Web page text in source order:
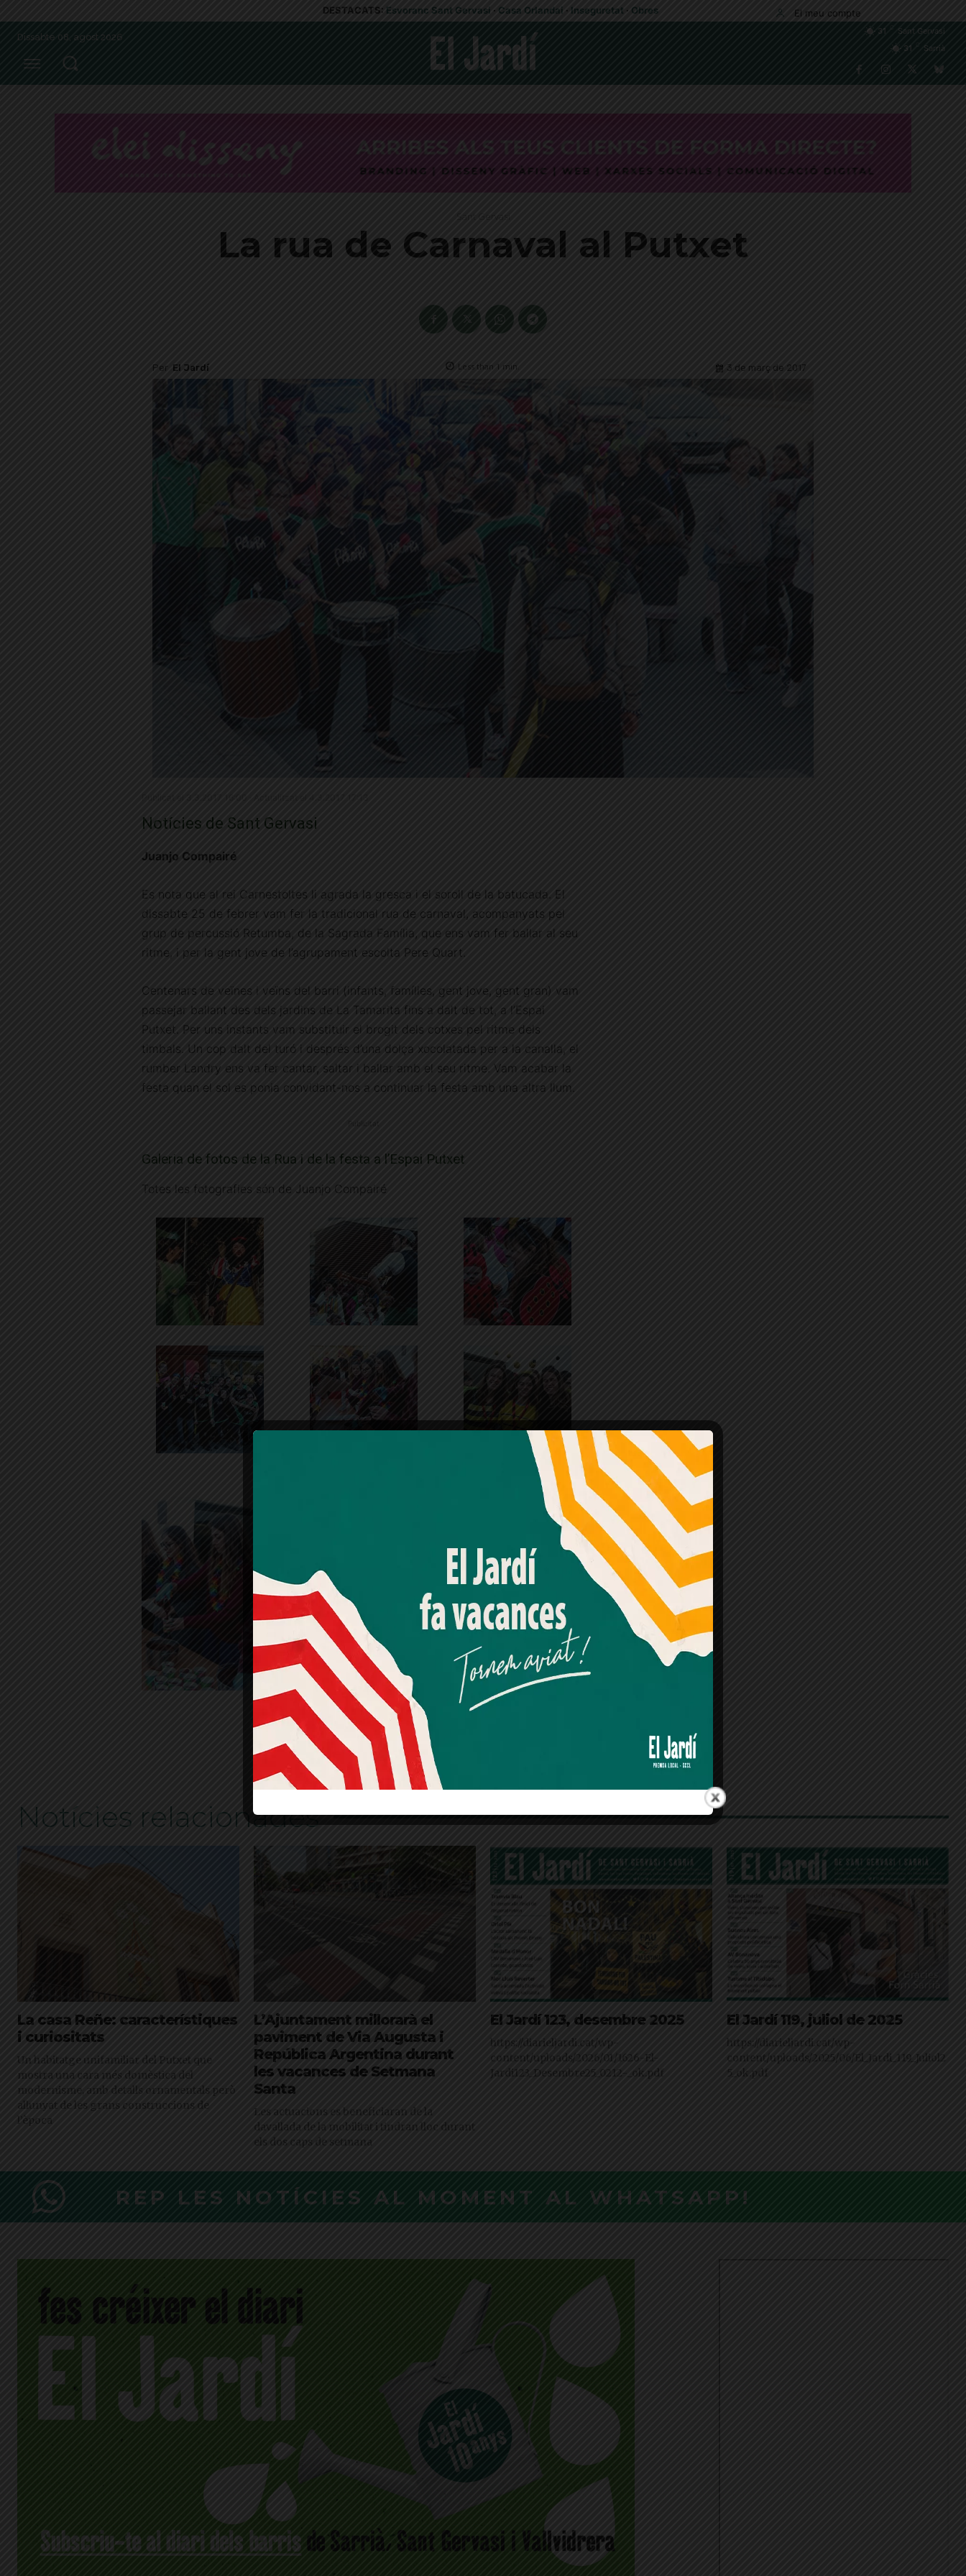
DESTACATS: Esvoranc Sant Gervasi · Casa Orlandai · Inseguretat · Obres El meu compte
Dissabte 08, agost 2026
31
Sant Gervasi
31
Sarrià
La rua de Carnaval al Putxet
Per El Jardí Less than 1 min. 3 de març de 2017
Notícies de Sant Gervasi
Juanjo Compairé
Es nota que al rei Carnestoltes li agrada la gresca i el soroll de la batucada. El
dissabte 25 de febrer vam fer la tradicional rua de carnaval, acompanyats pel
grup de percussió Retumba, de la Sagrada Família, que ens vam fer ballar al seu
ritme, i per la gent jove de l’agrupament escolta Pere Quart.
Centenars de veïnes i veïns del barri (infants, famílies, gent jove, gent gran) vam
passejar ballant des dels jardins de La Tamarita fins a dalt de tot, a l’Espai
Putxet. Per uns instants vam substituir el brogit dels cotxes pel ritme dels
timbals. Un cop dalt del turó i després d’una dolça xocolatada per a la canalla, el
rumber Landry ens va fer cantar, saltar i ballar amb el seu ritme. Vam acabar la
festa quan el sol es ponia convidant-nos a continuar la festa amb una altra llum.
Galeria de fotos de la Rua i de la festa a l’Espai Putxet
Totes les fotografies són de Juanjo Compairé
ETIQUETES el Putxet festa
Notícies relacionades
La casa Reñe: característiques
i curiositats
Un habitatge unifamiliar del Putxet que
mostra una cara més domèstica del
modernisme, amb detalls ornamentals però
allunyat de les grans construccions de
l’època
L’Ajuntament millorarà el
paviment de Via Augusta i
República Argentina durant
les vacances de Setmana
Santa
Les actuacions es beneficiaran de la
davallada de la mobilitat i tindran lloc durant
els dos caps de setmana
El Jardí 123, desembre 2025
https://diarieljardi.cat/wp-
content/uploads/2026/01/1626-El-
Jardi123_Desembre25_0212-_ok.pdf
El Jardí 119, juliol de 2025
https://diarieljardi.cat/wp-
content/uploads/2025/06/El_Jardi_119_Juliol2
5_ok.pdf
REP LES NOTÍCIES AL MOMENT AL WHATSAPP!
Amb el seu acord, nosaltres fem servir galetes o
tecnologies similars per emmagatzemar, accedir i
processar dades personals com la seva visita a aquest lloc
web. Pot retirar el seu consentiment o oposar-se al
processament de dades basat en interessos legítims en
qualsevol moment fent clic a "Ajustos de cookies" o a la
nostra Política de privacitat en aquest lloc web. Si cliques
"acceptar" dones el teu consentiment
Més informació Acceptar Rebutjar tot
Quan l’usuari crea un compte al Diari el Jardí, dona el seu
consentiment explícit per rebre comunicacions
informatives relacionades amb el servei. Aquest
consentiment pot ser revocat en qualsevol moment
mitjançant l’enllaç de baixa present a tots els correus.